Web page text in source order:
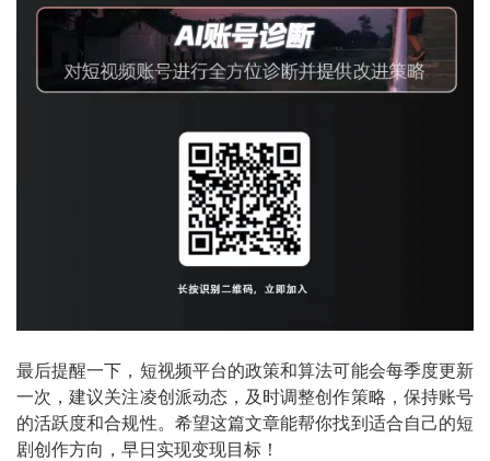
最后提醒一下，短视频平台的政策和算法可能会每季度更新
一次，建议关注凌创派动态，及时调整创作策略，保持账号
的活跃度和合规性。希望这篇文章能帮你找到适合自己的短
剧创作方向，早日实现变现目标！